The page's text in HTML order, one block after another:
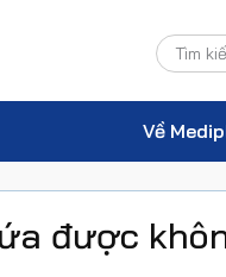
Về
được